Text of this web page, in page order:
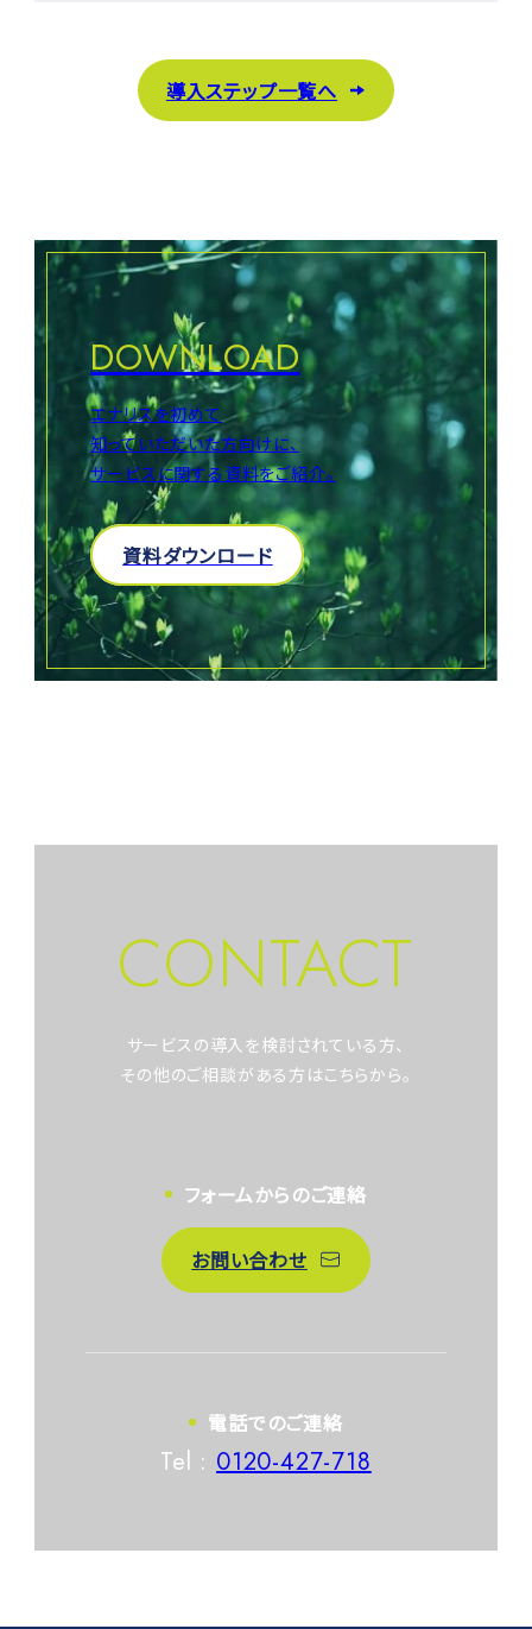
導入ステップ一覧へ
DOWNLOAD
エナリスを初めて
知っていただいた方向けに、
サービスに関する資料をご紹介。
資料ダウンロード
CONTACT
サービスの導入を検討されている方、
その他のご相談がある方はこちらから。
フォームからのご連絡
お問い合わせ
電話でのご連絡
Tel :0120-427-718